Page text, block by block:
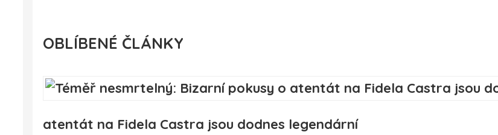
OBLÍBENÉ ČLÁNKY
atentát na Fidela Castra jsou dodnes legendární